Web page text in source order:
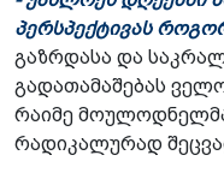
პერსპექტივას
გაზრდასა და
გადათამაშებას
რაიმე
რადიკალურად